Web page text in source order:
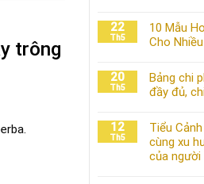
trông
22
Th5
10 Mẫu
Cho
20
Th5
Bảng chi
đầy đủ,
12
Th5
Tiểu
cùng xu
của người